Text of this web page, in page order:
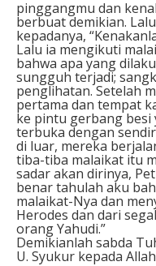
pinggangmu dan
berbuat demikian.
kepadanya,
Lalu ia mengikuti
bahwa apa yang
sungguh terjadi;
penglihatan. Setelah
pertama dan tempat
ke pintu gerbang besi
terbuka dengan
di luar, mereka
tiba-tiba malaikat itu
sadar akan dirinya,
benar tahulah aku
malaikat-Nya dan
Herodes dan dari
orang Yahudi.”
Demikianlah sabda
U. Syukur kepada